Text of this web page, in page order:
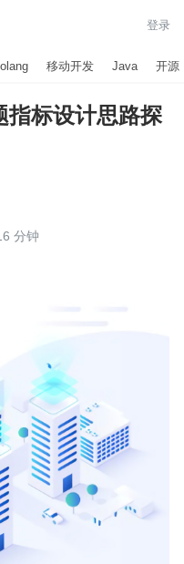
登录
移动开发 Java 开源
指标设计思路探
分钟